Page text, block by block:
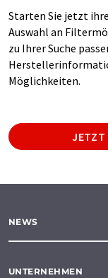
Starten Sie jetzt
Auswahl an
zu Ihrer Suche
Möglichkeiten.
JETZT
NEWS
UNTERNEHMEN